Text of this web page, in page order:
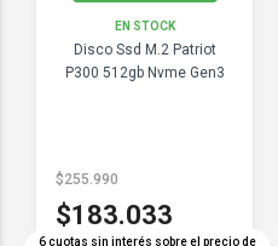
EN STOCK
Disco Ssd M.2 Patriot
P300 512gb Nvme Gen3
6 cuotas sin interés sobre el precio de
$255.990
$183.033